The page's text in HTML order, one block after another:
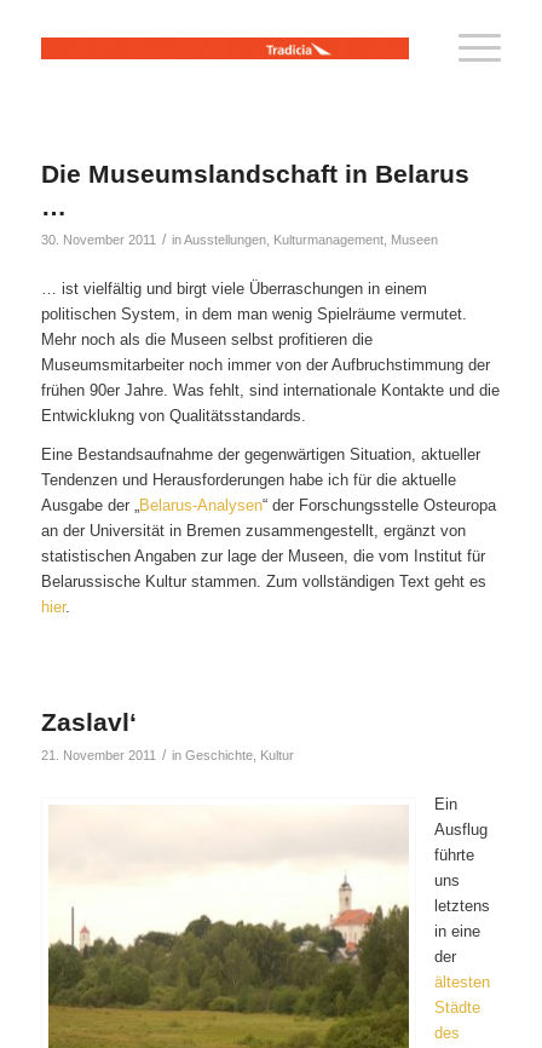
Die Museumslandschaft in Belarus
…
30. November 2011 / inAusstellungen, Kulturmanagement, Museen
… ist vielfältig und birgt viele Überraschungen in einem
politischen System, in dem man wenig Spielräume vermutet.
Mehr noch als die Museen selbst profitieren die
Museumsmitarbeiter noch immer von der Aufbruchstimmung der
frühen 90er Jahre. Was fehlt, sind internationale Kontakte und die
Entwicklukng von Qualitätsstandards.
Eine Bestandsaufnahme der gegenwärtigen Situation, aktueller
Tendenzen und Herausforderungen habe ich für die aktuelle
Ausgabe der „Belarus-Analysen“ der Forschungsstelle Osteuropa
an der Universität in Bremen zusammengestellt, ergänzt von
statistischen Angaben zur lage der Museen, die vom Institut für
Belarussische Kultur stammen. Zum vollständigen Text geht es
hier.
Zaslavl‘
21. November 2011 / in Geschichte, Kultur
Ein
Ausflug
führte
uns
letztens
in eine
der
ältesten
Städte
des